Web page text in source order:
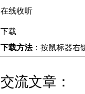
在线收听
下载
下载方法：按鼠标器右
交流文章：